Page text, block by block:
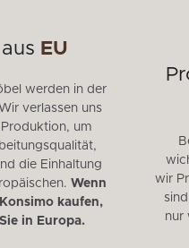
EU
werden in der
verlassen uns
um
die Einhaltung
Wenn
kaufen,
in Europa.
wir
nur